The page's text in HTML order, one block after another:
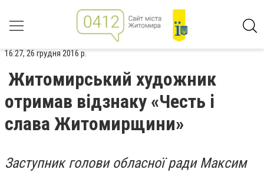
16:27, 26 грудня 2016 р.
Житомирський художник
отримав відзнаку «Честь і
слава Житомирщини»
Заступник голови обласної ради Максим